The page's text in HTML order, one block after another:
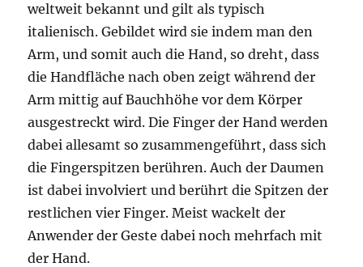
weltweit bekannt und gilt als typisch
italienisch. Gebildet wird sie indem man den
Arm, und somit auch die Hand, so dreht, dass
die Handfläche nach oben zeigt während der
Arm mittig auf Bauchhöhe vor dem Körper
ausgestreckt wird. Die Finger der Hand werden
dabei allesamt so zusammengeführt, dass sich
die Fingerspitzen berühren. Auch der Daumen
ist dabei involviert und berührt die Spitzen der
restlichen vier Finger. Meist wackelt der
Anwender der Geste dabei noch mehrfach mit
der Hand.